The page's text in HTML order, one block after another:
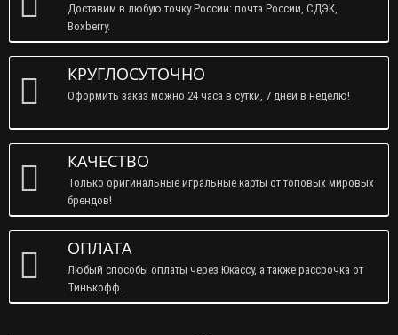
Доставим в любую точку России: почта России, СДЭК,
Boxberry.
КРУГЛОСУТОЧНО
Оформить заказ можно 24 часа в сутки, 7 дней в неделю!
КАЧЕСТВО
Только оригинальные игральные карты от топовых мировых
брендов!
ОПЛАТА
Любый способы оплаты через Юкассу, а также рассрочка от
Тинькофф.